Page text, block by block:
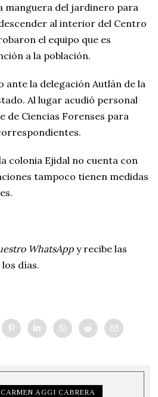
manguera del jardinero para
al interior del Centro
el equipo que es
a la población.
ante la delegación Autlán de la
Al lugar acudió personal
de Ciencias Forenses para
colonia Ejidal no cuenta con
tampoco tienen medidas
WhatsApp y recibe las
días.
CARMEN AGGI CABRERA